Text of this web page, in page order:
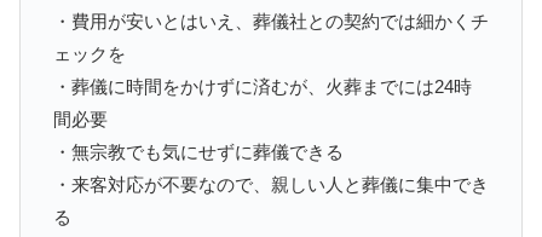
・費用が安いとはいえ、葬儀社との契約では細かくチ
ェックを
・葬儀に時間をかけずに済むが、火葬までには24時
間必要
・無宗教でも気にせずに葬儀できる
・来客対応が不要なので、親しい人と葬儀に集中でき
る